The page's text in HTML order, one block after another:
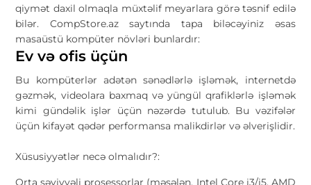
qiymət daxil olmaqla müxtəlif meyarlara görə təsnif edilə
bilər. CompStore.az saytında tapa biləcəyiniz əsas
masaüstü kompüter növləri bunlardır:
Ev və ofis üçün
Bu kompüterlər adətən sənədlərlə işləmək, internetdə
gəzmək, videolara baxmaq və yüngül qrafiklərlə işləmək
kimi gündəlik işlər üçün nəzərdə tutulub. Bu vəzifələr
üçün kifayət qədər performansa malikdirlər və əlverişlidir.
Xüsusiyyətlər necə olmalıdır?:
Orta səviyyəli prosessorlar (məsələn, Intel Core i3/i5, AMD